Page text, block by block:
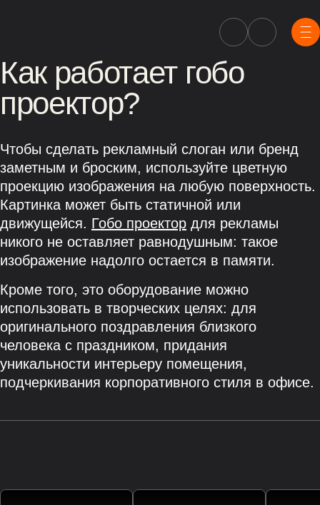
Как работает гобо
проектор?
Чтобы сделать рекламный слоган или бренд
заметным и броским, используйте цветную
проекцию изображения на любую поверхность.
Картинка может быть статичной или
движущейся. Гобо проектор для рекламы
никого не оставляет равнодушным: такое
изображение надолго остается в памяти.
Кроме того, это оборудование можно
использовать в творческих целях: для
оригинального поздравления близкого
человека с праздником, придания
уникальности интерьеру помещения,
подчеркивания корпоративного стиля в офисе.